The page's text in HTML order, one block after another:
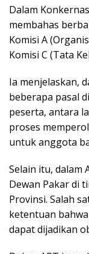
Dalam
membahas
Komisi A
Komisi C (Tata
Ia menjelaskan,
beberapa pasal
peserta, antara
proses
untuk anggota
Selain itu, dalam
Dewan Pakar di
Provinsi. Salah
ketentuan
dapat dijadikan